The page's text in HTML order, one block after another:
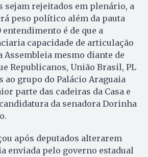
sejam rejeitados em plenário, a
peso político além da pauta
é de que a
capacidade de articulação
Assembleia mesmo diante de
Republicanos, União Brasil, PL
ao grupo do Palácio Araguaia
parte das cadeiras da Casa e
da senadora Dorinha
após deputados alterarem
enviada pelo governo estadual